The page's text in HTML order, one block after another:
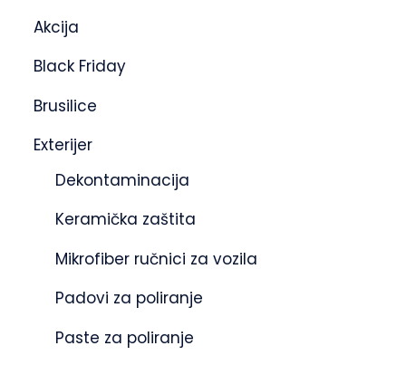
Akcija
Black Friday
Brusilice
Exterijer
Dekontaminacija
Keramička zaštita
Mikrofiber ručnici za vozila
Padovi za poliranje
Paste za poliranje